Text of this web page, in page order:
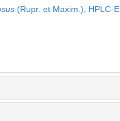
(Rupr. et Maxim.), HPLC-